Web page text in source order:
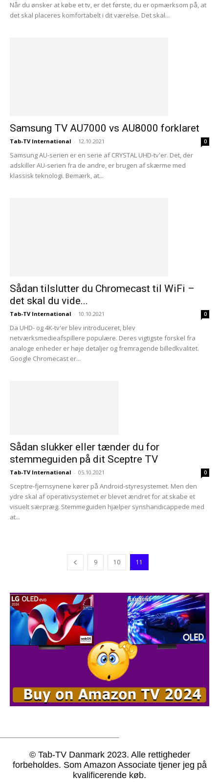
Når du ønsker at købe et tv, er det første, du er opmærksom på, at
det skal placeres komfortabelt i dit værelse. Det skal...
Samsung TV AU7000 vs AU8000 forklaret
Tab-TV International - 12.10.2021 0
Samsung AU-serien er en serie af CRYSTAL UHD-tv'er. Det, der
adskiller AU-serien fra de andre, er brugen af skærme med
klassisk teknologi. Bemærk, at...
Sådan tilslutter du Chromecast til WiFi –
det skal du vide...
Tab-TV International - 10.10.2021 0
Da UHD- og 4K-tv'er blev introduceret, blev
netværksmedieafspillere populære. Deres vigtigste forskel fra
analoge enheder er høje detaljer og fremragende billedkvalitet.
Google Chromecast er...
Sådan slukker eller tænder du for
stemmeguiden på dit Sceptre TV
Tab-TV International - 05.10.2021 0
Sceptre-fjernsynene kører på Android-styresystemet. Men den
ydre skal af operativsystemet er blevet ændret for at skabe et
visuelt særpræg. Stemmeguiden hjælper synshandicappede med
at...
9 10 11
© Tab-TV Danmark 2023. Alle rettigheder
forbeholdes. Som Amazon Associate tjener jeg på
kvalificerende køb.